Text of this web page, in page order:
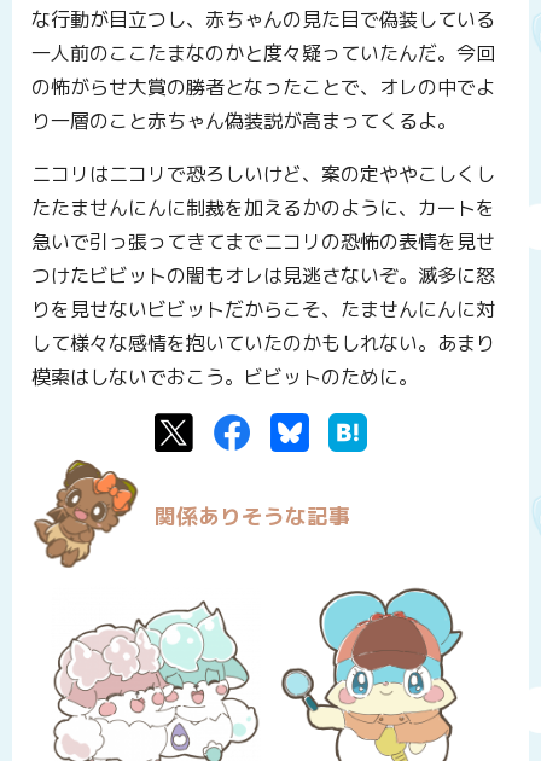
な行動が目立つし、赤ちゃんの見た目で偽装している
一人前のここたまなのかと度々疑っていたんだ。今回
の怖がらせ大賞の勝者となったことで、オレの中でよ
り一層のこと赤ちゃん偽装説が高まってくるよ。
ニコリはニコリで恐ろしいけど、案の定ややこしくし
たたませんにんに制裁を加えるかのように、カートを
急いで引っ張ってきてまでニコリの恐怖の表情を見せ
つけたビビットの闇もオレは見逃さないぞ。滅多に怒
りを見せないビビットだからこそ、たませんにんに対
して様々な感情を抱いていたのかもしれない。あまり
模索はしないでおこう。ビビットのために。
TwitterFacebookBluesky
関係ありそうな記事